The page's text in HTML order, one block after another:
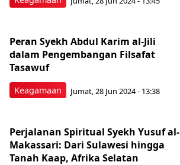
Keagamaan
Peran Syekh Abdul Karim al-Jili
dalam Pengembangan Filsafat
Tasawuf
Jumat, 28 Jun 2024 - 13:38
Perjalanan Spiritual Syekh Yusuf al-
Makassari: Dari Sulawesi hingga
Tanah Kaap, Afrika Selatan